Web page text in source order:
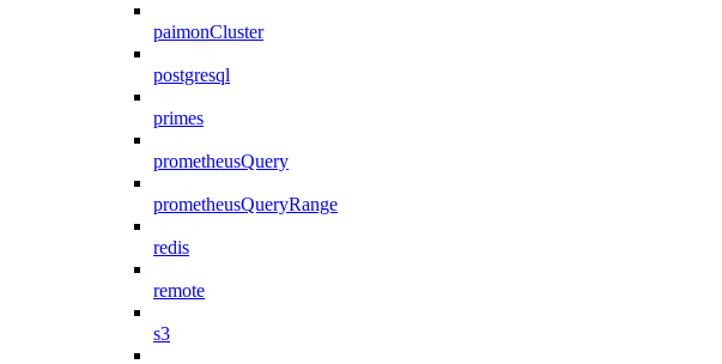
paimonCluster
postgresql
primes
prometheusQuery
prometheusQueryRange
redis
remote
s3